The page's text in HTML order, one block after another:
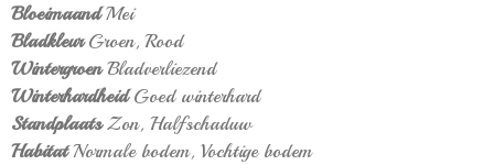
BloeimaandMei
BladkleurGroen, Rood
WintergroenBladverliezend
WinterhardheidGoed winterhard
StandplaatsZon, Halfschaduw
HabitatNormale bodem, Vochtige bodem